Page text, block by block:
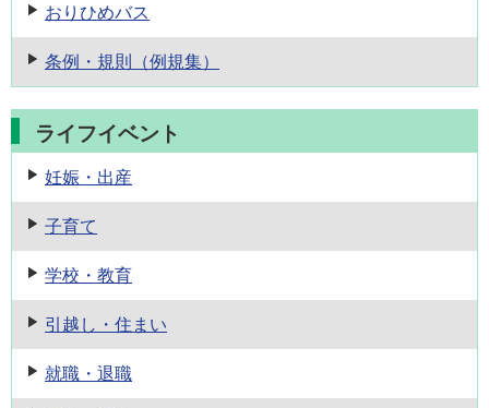
おりひめバス
条例・規則 （例規集）
ライフイベント
妊娠・出産
子育て
学校・教育
引越し・住まい
就職・退職